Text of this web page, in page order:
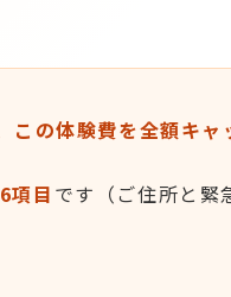
の体験費を全額キャ
項目 です（ご住所と緊